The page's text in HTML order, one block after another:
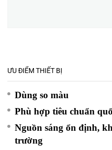
ƯU ĐIỂM THIẾT BỊ
Dùng so màu
Phù hợp tiêu chuẩn
Nguồn sáng ổn định, k
trường